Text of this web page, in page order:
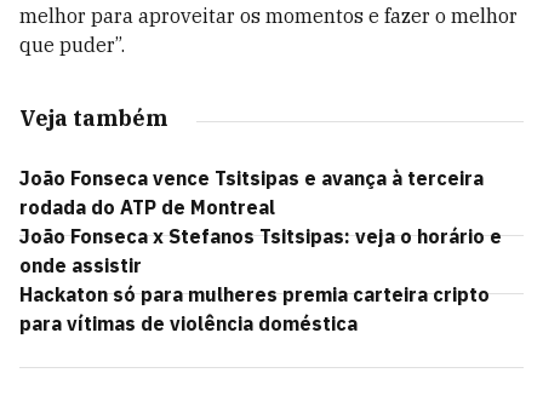
melhor para aproveitar os momentos e fazer o melhor
que puder”.
Veja também
João Fonseca vence Tsitsipas e avança à terceira
rodada do ATP de Montreal
João Fonseca x Stefanos Tsitsipas: veja o horário e
onde assistir
Hackaton só para mulheres premia carteira cripto
para vítimas de violência doméstica